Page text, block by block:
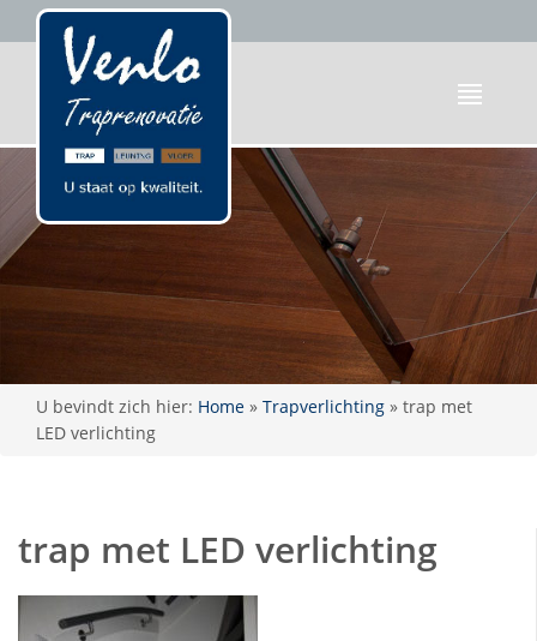
U bevindt zich hier: Home » Trapverlichting » trap met
LED verlichting
trap met LED verlichting